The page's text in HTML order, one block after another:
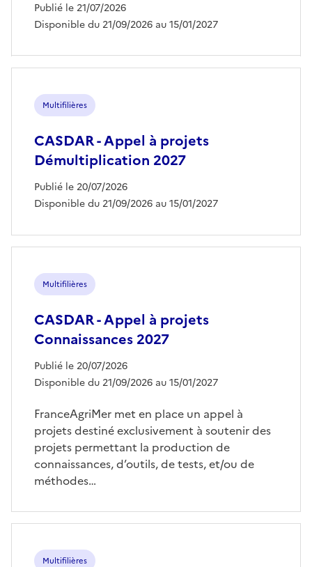
Publié le 21/07/2026
Disponible du 21/09/2026 au 15/01/2027
Multifilières
CASDAR - Appel à projets
Démultiplication 2027
Publié le 20/07/2026
Disponible du 21/09/2026 au 15/01/2027
Multifilières
CASDAR - Appel à projets
Connaissances 2027
Publié le 20/07/2026
Disponible du 21/09/2026 au 15/01/2027
FranceAgriMer met en place un appel à
projets destiné exclusivement à soutenir des
projets permettant la production de
connaissances, d’outils, de tests, et/ou de
méthodes…
Multifilières